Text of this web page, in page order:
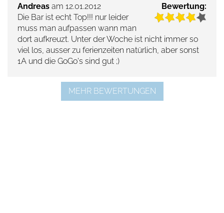
Bewertung:
Andreas am 12.01.2012
Die Bar ist echt Top!!! nur leider
muss man aufpassen wann man
dort aufkreuzt. Unter der Woche ist nicht immer so
viel los, ausser zu ferienzeiten natürlich, aber sonst
1A und die GoGo's sind gut ;)
MEHR BEWERTUNGEN